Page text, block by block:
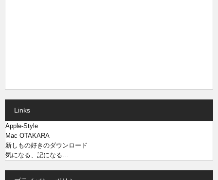
Links
Apple-Style
Mac OTAKARA
新しもの好きのダウンロード
気になる、記になる…